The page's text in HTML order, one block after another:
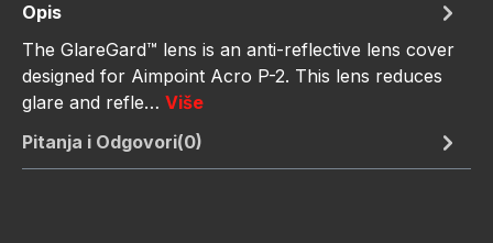
Opis
The GlareGard™ lens is an anti-reflective lens cover
designed for Aimpoint Acro P-2. This lens reduces
glare and refle… Više
Pitanja i Odgovori(0)